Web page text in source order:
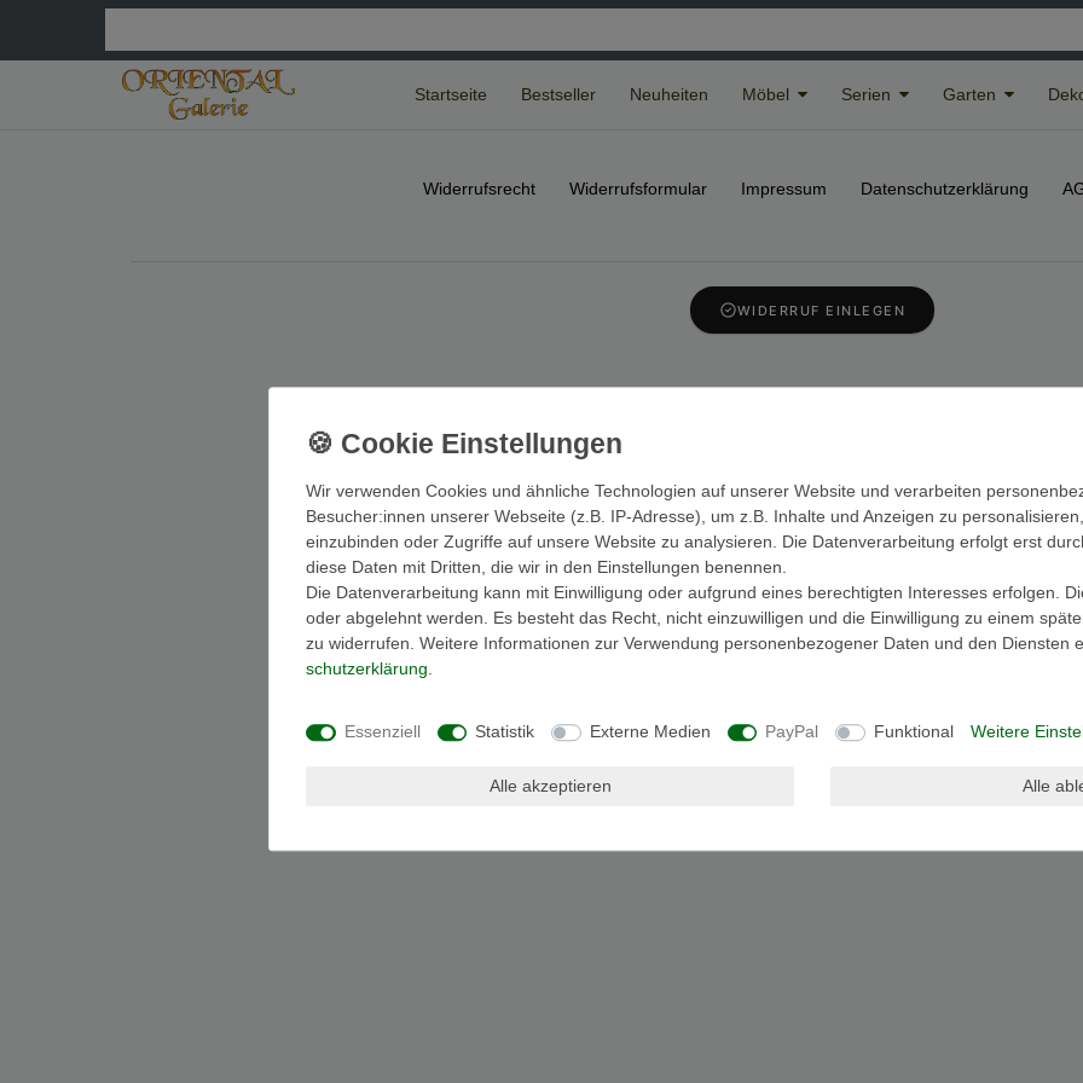
Startseite Bestseller Neuheiten Möbel Serien Garten
Widerrufs­recht Widerrufs­formular Impressum Daten­schutz­erklärung
WIDERRUF EINLEGEN
Wir verwenden Cookies und ähnliche Technologien auf unserer Website und verarbeiten
Besucher:innen unserer Webseite (z.B. IP-Adresse), um z.B. Inhalte und Anzeigen zu
einzubinden oder Zugriffe auf unsere Website zu analysieren. Die Datenverarbeitung erfolgt erst
diese Daten mit Dritten, die wir in den Einstellungen benennen.
Die Datenverarbeitung kann mit Einwilligung oder aufgrund eines berechtigten Interesses erfolgen.
oder abgelehnt werden. Es besteht das Recht, nicht einzuwilligen und die Einwilligung zu einem
zu widerrufen. Weitere Informationen zur Verwendung personenbezogener Daten und den Diensten
schutz­erklärung
Essenziell Statistik Externe Medien PayPal Funktional Weitere
Alle akzeptieren Alle
© Copyright 2026 | Alle Rechte vorbehalten.